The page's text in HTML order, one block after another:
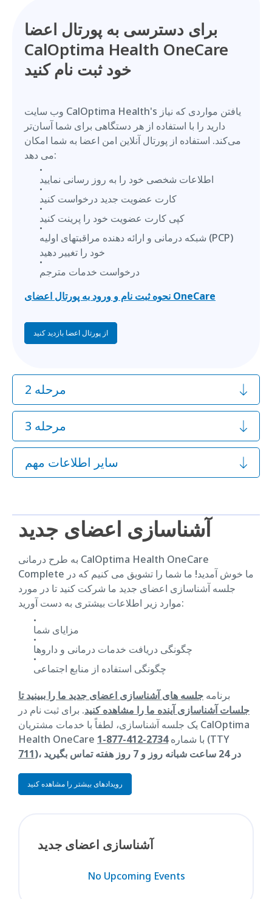
برای دسترسی به پورتال اعضا
CalOptima Health OneCare
خود ثبت نام کنید
وب سایت CalOptima Health's یافتن مواردی که نیاز
دارید را با استفاده از هر دستگاهی برای شما آسان‌تر
می‌کند. استفاده از پورتال آنلاین امن اعضا به شما امکان
می دهد:
اطلاعات شخصی خود را به روز رسانی نمایید
کارت عضویت جدید درخواست کنید
کپی کارت عضویت خود را پرینت کنید
شبکه درمانی و ارائه دهنده مراقبتهای اولیه (PCP)
خود را تغییر دهید
درخواست خدمات مترجم
نحوه ثبت نام و ورود به پورتال اعضای OneCare
از پورتال اعضا بازدید کنید
مرحله 2
مرحله 3
سایر اطلاعات مهم
آشناسازی اعضای جدید
به طرح درمانی CalOptima Health OneCare
Complete ما خوش آمدید! ما شما را تشویق می کنیم که در
جلسه آشناسازی اعضای جدید ما شرکت کنید تا در مورد
موارد زیر اطلاعات بیشتری به دست آورید:
مزایای شما
چگونگی دریافت خدمات درمانی و داروها
چگونگی استفاده از منابع اجتماعی
برنامه جلسه های آشناسازی اعضای جدید ما را ببینید تا
جلسات آشناسازی آینده ما را مشاهده کنید. برای ثبت نام در
یک جلسه آشناسازی، لطفاً با خدمات مشتریان CalOptima
Health OneCare با شماره2734-412-877-1
(TTY
711
)، در 24 ساعت شبانه روز و 7 روز هفته تماس بگیرید
رویدادهای بیشتر را مشاهده کنید
آشناسازی اعضای جدید
No Upcoming Events